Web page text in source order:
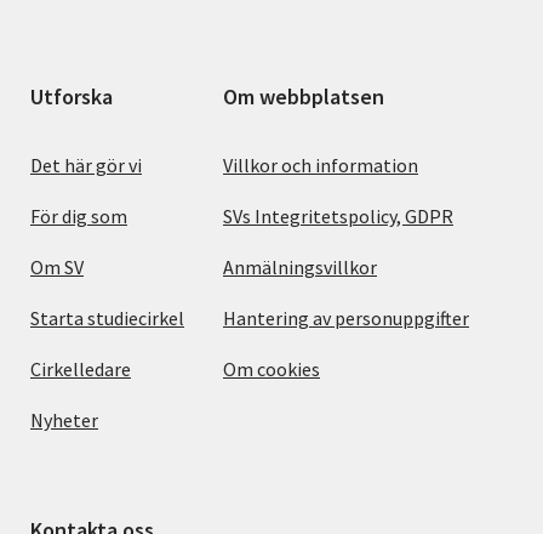
Utforska
Det här gör vi
För dig som
Om SV
Starta studiecirkel
Cirkelledare
Nyheter
Om webbplatsen
Villkor och information
SVs Integritetspolicy, GDPR
Anmälningsvillkor
Hantering av personuppgifter
Om cookies